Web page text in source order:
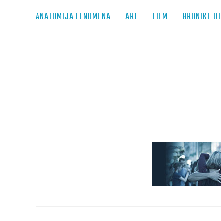
ANATOMIJA FENOMENA ART FILM HRONIKE